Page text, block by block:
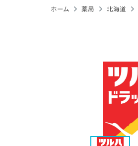
ホーム 薬局 北海道